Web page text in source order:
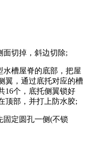
面切掉，斜边切除;
水槽屋脊的底部，把屋
翼，通过底托对应的槽
16个，底托侧翼锁好
顶部，并打上防水胶;
固定圆孔一侧(不锁